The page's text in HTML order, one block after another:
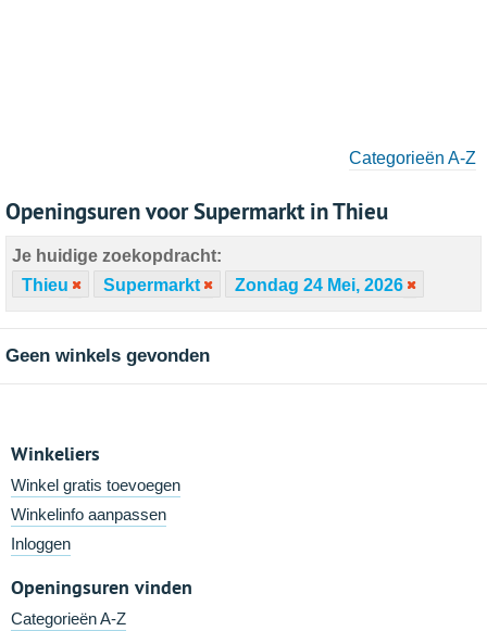
Categorieën A-Z
Openingsuren voor Supermarkt in Thieu
Je huidige zoekopdracht:
Thieu
Supermarkt Zondag 24 Mei, 2026
Geen winkels gevonden
Winkeliers
Winkel gratis toevoegen
Winkelinfo aanpassen
Inloggen
Openingsuren vinden
Categorieën A-Z